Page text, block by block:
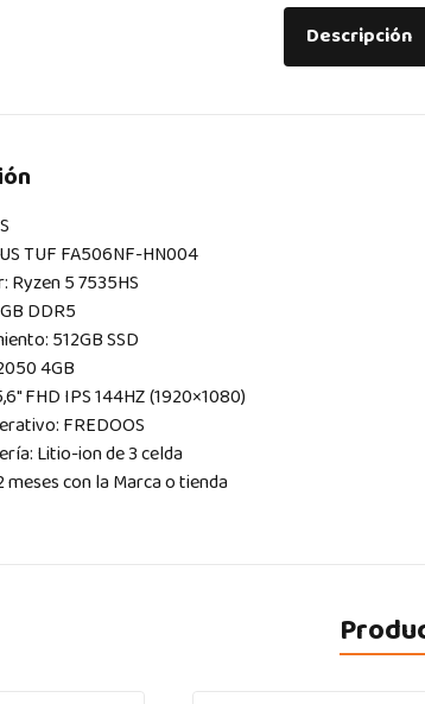
Descripción
TUF FA506NF-HN004
Ryzen 5 7535HS
DDR5
512GB SSD
4GB
FHD IPS 144HZ (1920×1080)
FREDOOS
Litio-ion de 3 celda
meses con la Marca o tienda